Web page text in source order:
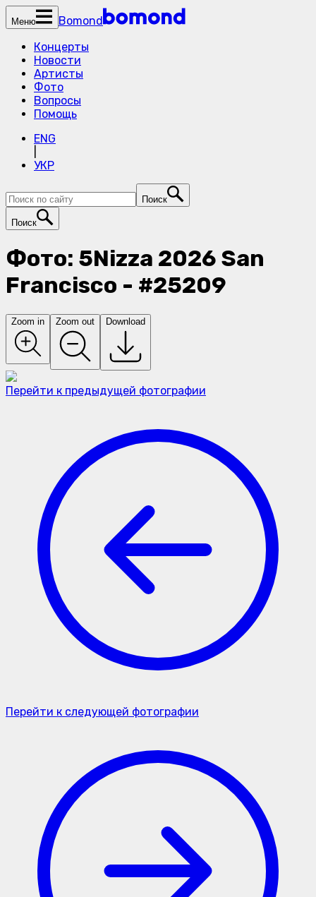
Меню
Bomond
Концерты
Новости
Артисты
Фото
Вопросы
Помощь
ENG
УКР
Поиск
Поиск
Фото: 5Nizza 2026 San
Francisco - #25209
Zoom in Zoom out Download
Перейти к предыдущей фотографии
Перейти к следующей фотографии